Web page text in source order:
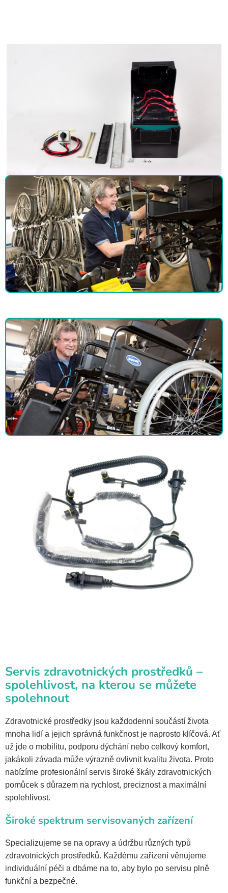
Servis zdravotnických prostředků –
spolehlivost, na kterou se můžete
spolehnout
Zdravotnické prostředky jsou každodenní součástí života
mnoha lidí a jejich správná funkčnost je naprosto klíčová. Ať
už jde o mobilitu, podporu dýchání nebo celkový komfort,
jakákoli závada může výrazně ovlivnit kvalitu života. Proto
nabízíme profesionální servis široké škály zdravotnických
pomůcek s důrazem na rychlost, preciznost a maximální
spolehlivost.
Široké spektrum servisovaných zařízení
Specializujeme se na opravy a údržbu různých typů
zdravotnických prostředků. Každému zařízení věnujeme
individuální péči a dbáme na to, aby bylo po servisu plně
funkční a bezpečné.